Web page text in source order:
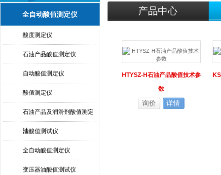
全自动酸值测定仪
酸度测定仪
石油产品酸值测定仪
自动酸值测定仪
酸值测定仪
石油产品及润滑剂酸值测定
法
油酸值测试仪
全自动酸值测定仪
变压器油酸值测试仪
产品中心
HTYSZ-H石油产品酸值技术参
数
询价 详情